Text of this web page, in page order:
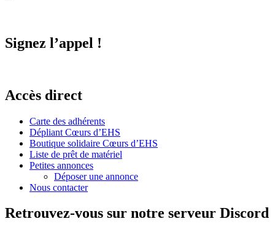
Signez l’appel !
Accès direct
Carte des adhérents
Dépliant Cœurs d’EHS
Boutique solidaire Cœurs d’EHS
Liste de prêt de matériel
Petites annonces
Déposer une annonce
Nous contacter
Retrouvez-vous sur notre serveur Discord